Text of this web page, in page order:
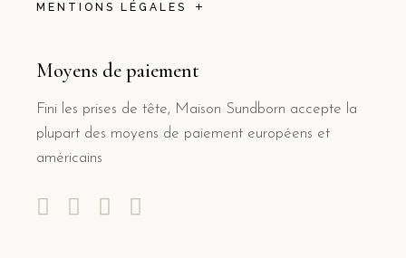
MENTIONS LÉGALES
Moyens de paiement
Fini les prises de tête, Maison Sundborn accepte la
plupart des moyens de paiement européens et
américains